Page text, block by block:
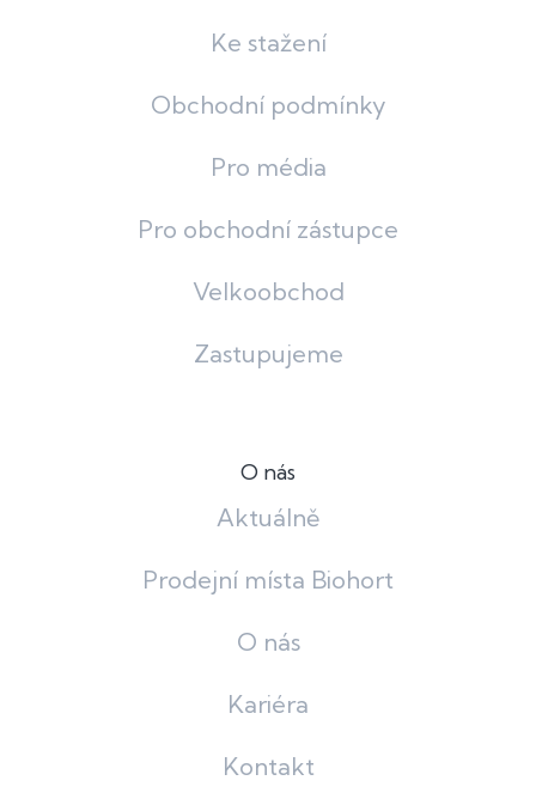
Ke stažení
Obchodní podmínky
Pro média
Pro obchodní zástupce
Velkoobchod
Zastupujeme
O nás
Aktuálně
Prodejní místa Biohort
O nás
Kariéra
Kontakt